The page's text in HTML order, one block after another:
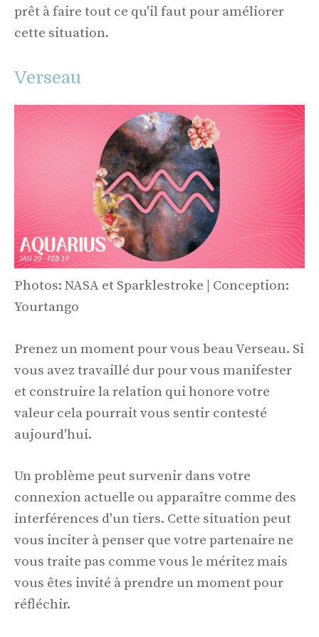
prêt à faire tout ce qu'il faut pour améliorer
cette situation.
Verseau
Photos: NASA et Sparklestroke | Conception:
Yourtango
Prenez un moment pour vous beau Verseau. Si
vous avez travaillé dur pour vous manifester
et construire la relation qui honore votre
valeur cela pourrait vous sentir contesté
aujourd'hui.
Un problème peut survenir dans votre
connexion actuelle ou apparaître comme des
interférences d'un tiers. Cette situation peut
vous inciter à penser que votre partenaire ne
vous traite pas comme vous le méritez mais
vous êtes invité à prendre un moment pour
réfléchir.